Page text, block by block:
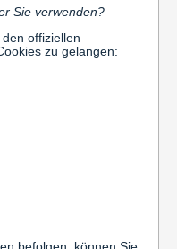
Sie verwenden?
offiziellen
zu gelangen: